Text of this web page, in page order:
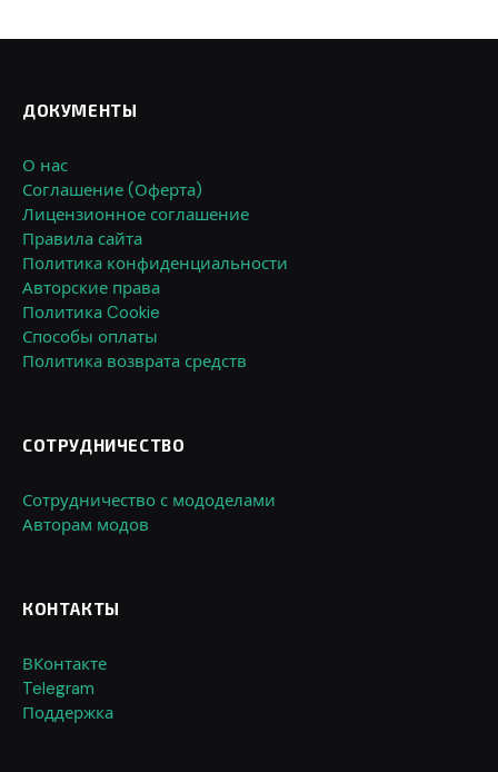
ДОКУМЕНТЫ
О нас
Соглашение (Оферта)
Лицензионное соглашение
Правила сайта
Политика конфиденциальности
Авторские права
Политика Cookie
Способы оплаты
Политика возврата средств
СОТРУДНИЧЕСТВО
Сотрудничество с мододелами
Авторам модов
КОНТАКТЫ
ВКонтакте
Telegram
Поддержка